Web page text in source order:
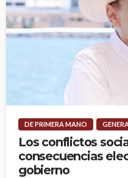
DE PRIMERA MANO
Los conflictos
consecuencias
gobierno